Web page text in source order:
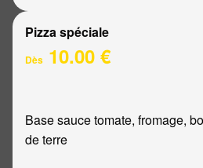
Pizza spéciale
Dès 10.00 €
Base sauce tomate, fromage,
de terre